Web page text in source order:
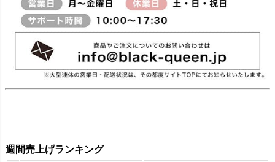
週間売上げランキング